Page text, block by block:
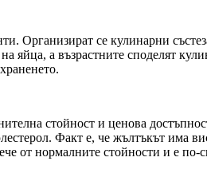
Организират се кулинарни
яйца, а възрастните споделят
стойност и ценова
Факт е, че жълтъкът има
от нормалните стойности и е по-